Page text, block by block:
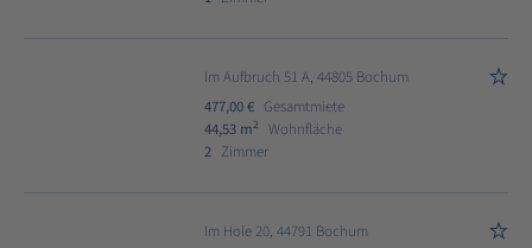
Im Aufbruch 51 A, 44805 Bochum
477,00 € Gesamtmiete
44,53 m2
Wohnfläche
2 Zimmer
Im Hole 20, 44791 Bochum